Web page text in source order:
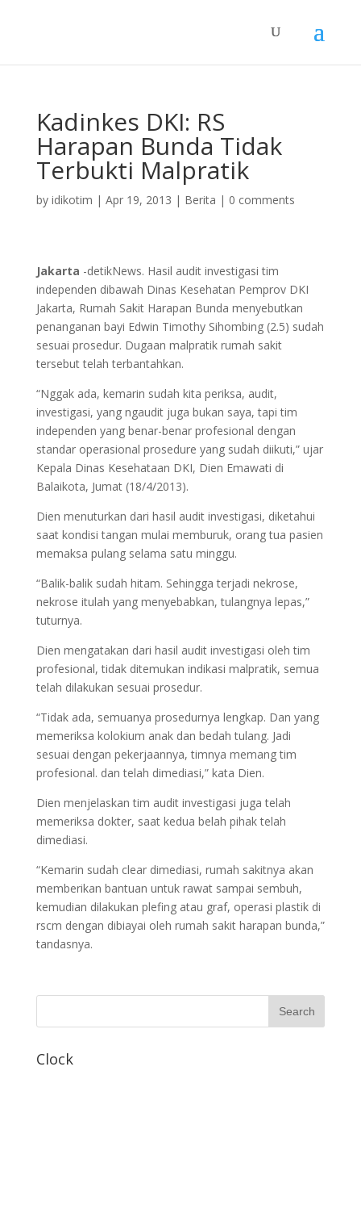
Kadinkes DKI: RS
Harapan Bunda Tidak
Terbukti Malpratik
by idikotim | Apr 19, 2013 | Berita | 0 comments
Jakarta -detikNews. Hasil audit investigasi tim
independen dibawah Dinas Kesehatan Pemprov DKI
Jakarta, Rumah Sakit Harapan Bunda menyebutkan
penanganan bayi Edwin Timothy Sihombing (2.5) sudah
sesuai prosedur. Dugaan malpratik rumah sakit
tersebut telah terbantahkan.
“Nggak ada, kemarin sudah kita periksa, audit,
investigasi, yang ngaudit juga bukan saya, tapi tim
independen yang benar-benar profesional dengan
standar operasional prosedure yang sudah diikuti,” ujar
Kepala Dinas Kesehataan DKI, Dien Emawati di
Balaikota, Jumat (18/4/2013).
Dien menuturkan dari hasil audit investigasi, diketahui
saat kondisi tangan mulai memburuk, orang tua pasien
memaksa pulang selama satu minggu.
“Balik-balik sudah hitam. Sehingga terjadi nekrose,
nekrose itulah yang menyebabkan, tulangnya lepas,”
tuturnya.
Dien mengatakan dari hasil audit investigasi oleh tim
profesional, tidak ditemukan indikasi malpratik, semua
telah dilakukan sesuai prosedur.
“Tidak ada, semuanya prosedurnya lengkap. Dan yang
memeriksa kolokium anak dan bedah tulang. Jadi
sesuai dengan pekerjaannya, timnya memang tim
profesional. dan telah dimediasi,” kata Dien.
Dien menjelaskan tim audit investigasi juga telah
memeriksa dokter, saat kedua belah pihak telah
dimediasi.
“Kemarin sudah clear dimediasi, rumah sakitnya akan
memberikan bantuan untuk rawat sampai sembuh,
kemudian dilakukan plefing atau graf, operasi plastik di
rscm dengan dibiayai oleh rumah sakit harapan bunda,”
tandasnya.
Clock